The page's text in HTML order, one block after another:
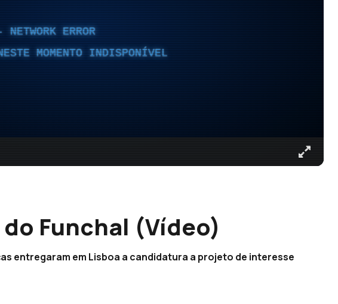
ERROR
MOMENTO INDISPONÍVEL
Funchal (Vídeo)
entregaram em Lisboa a candidatura a projeto de interesse